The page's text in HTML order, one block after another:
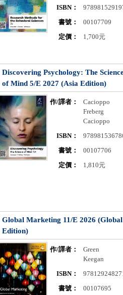
ISBN：
書號：
00107709
定價：
1,700元
Discovering Psychology: The
of Mind 5/E 2027 (Asia Edition)
作/譯者：
Cacioppo
Freberg
Cacioppo
ISBN：
書號：
00107706
定價：
1,810元
Global Marketing 11/E 2026 (Global
Edition)
作/譯者：
Green
Keegan
ISBN：
書號：
00107695